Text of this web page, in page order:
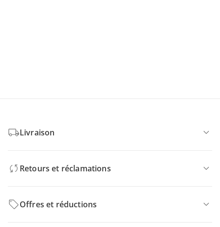
Livraison
Retours et réclamations
Offres et réductions